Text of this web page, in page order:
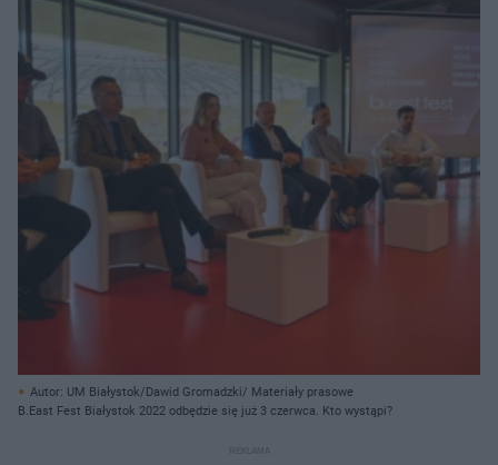
Autor: UM Białystok/Dawid Gromadzki/ Materiały prasowe
B.East Fest Białystok 2022 odbędzie się już 3 czerwca. Kto wystąpi?